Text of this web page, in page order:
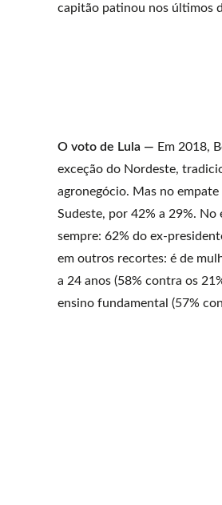
capitão patinou nos últimos
O voto de Lula — Em 2018,
exceção do Nordeste,
agronegócio. Mas no
Sudeste, por 42% a 29%.
sempre: 62% do ex-
em outros recortes: é de
a 24 anos (58% contra os
ensino fundamental (57%